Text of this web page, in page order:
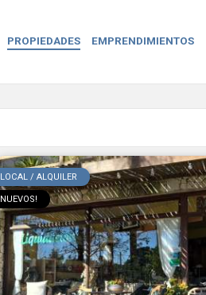
PROPIEDADES EMPRENDIMIENTOS
LOCAL / ALQUILER
NUEVOS!